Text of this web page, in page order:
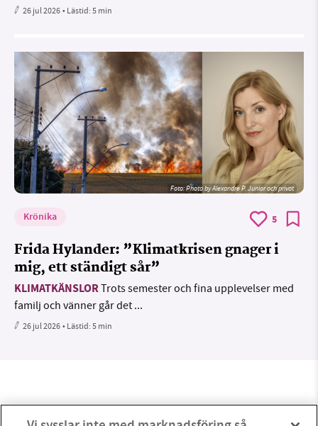
26 jul 2026• Lästid:5 min
Foto:Photo by Alexandre P. Junior och privat
Krönika 5
Frida Hylander: ”Klimatkrisen gnager i
mig, ett ständigt sår”
KLIMATKÄNSLORTrots semester och fina upplevelser med
familj och vänner går det ...
26 jul 2026• Lästid:5 min